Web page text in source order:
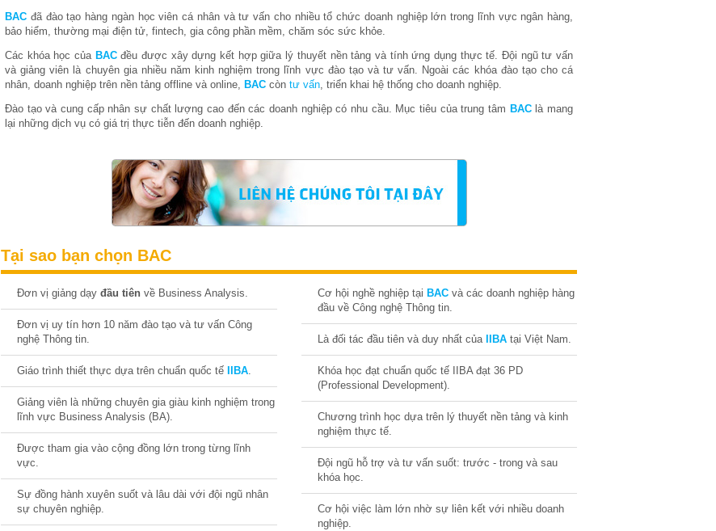
BAC đã đào tạo hàng ngàn học viên cá nhân và tư vấn cho nhiều tổ chức doanh nghiệp lớn trong lĩnh vực ngân hàng,
bảo hiểm, thường mại điện tử, fintech, gia công phần mềm, chăm sóc sức khỏe.
Các khóa học của BACđều được xây dựng kết hợp giữa lý thuyết nền tảng và tính ứng dụng thực tế. Đội ngũ tư vấn
và giảng viên là chuyên gia nhiều năm kinh nghiệm trong lĩnh vực đào tạo và tư vấn. Ngoài các khóa đào tạo cho cá
nhân, doanh nghiệp trên nền tảng offline và online, BAC còn tư vấn, triển khai hệ thống cho doanh nghiệp.
Đào tạo và cung cấp nhân sự chất lượng cao đến các doanh nghiệp có nhu cầu. Mục tiêu của trung tâm BAClà mang
lại những dịch vụ có giá trị thực tiễn đến doanh nghiệp.
Tại sao bạn chọn BAC
Đơn vị giảng dạy đầu tiên về Business Analysis.
Đơn vị uy tín hơn 10 năm đào tạo và tư vấn Công
nghệ Thông tin.
Giáo trình thiết thực dựa trên chuẩn quốc tế IIBA.
Giảng viên là những chuyên gia giàu kinh nghiệm trong
lĩnh vực Business Analysis (BA).
Được tham gia vào cộng đồng lớn trong từng lĩnh
vực.
Sự đồng hành xuyên suốt và lâu dài với đội ngũ nhân
sự chuyên nghiệp.
Cơ hội nghề nghiệp tại BACvà các doanh nghiệp hàng
đầu về Công nghệ Thông tin.
Là đối tác đầu tiên và duy nhất của IIBAtại Việt Nam.
Khóa học đạt chuẩn quốc tế IIBA đạt 36 PD
(Professional Development).
Chương trình học dựa trên lý thuyết nền tảng và kinh
nghiệm thực tế.
Đội ngũ hỗ trợ và tư vấn suốt: trước - trong và sau
khóa học.
Cơ hội việc làm lớn nhờ sự liên kết với nhiều doanh
nghiệp.